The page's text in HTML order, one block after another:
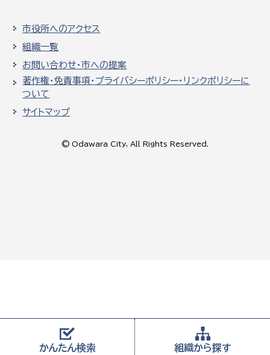
かんたん検索 組織から探す
市役所へのアクセス
組織一覧
お問い合わせ・市への提案
著作権・免責事項・プライバシーポリシー・リンクポリシーに
ついて
サイトマップ
© Odawara City, All Rights Reserved.